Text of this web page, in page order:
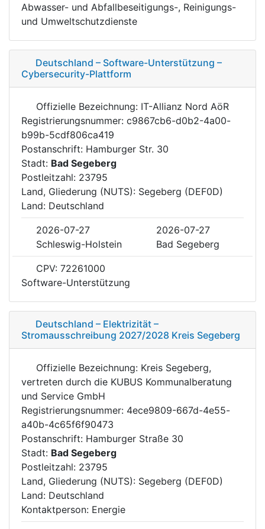
Abwasser- und Abfallbeseitigungs-, Reinigungs-
und Umweltschutzdienste
Deutschland – Software-Unterstützung –
Cybersecurity-Plattform
Offizielle Bezeichnung: IT-Allianz Nord AöR
Registrierungsnummer: c9867cb6-d0b2-4a00-
b99b-5cdf806ca419
Postanschrift: Hamburger Str. 30
Stadt: Bad Segeberg
Postleitzahl: 23795
Land, Gliederung (NUTS): Segeberg (DEF0D)
Land: Deutschland
2026-07-27
2026-07-27
Schleswig-Holstein
Bad Segeberg
CPV: 72261000
Software-Unterstützung
Deutschland – Elektrizität –
Stromausschreibung 2027/2028 Kreis Segeberg
Offizielle Bezeichnung: Kreis Segeberg,
vertreten durch die KUBUS Kommunalberatung
und Service GmbH
Registrierungsnummer: 4ece9809-667d-4e55-
a40b-4c65f6f90473
Postanschrift: Hamburger Straße 30
Stadt: Bad Segeberg
Postleitzahl: 23795
Land, Gliederung (NUTS): Segeberg (DEF0D)
Land: Deutschland
Kontaktperson: Energie